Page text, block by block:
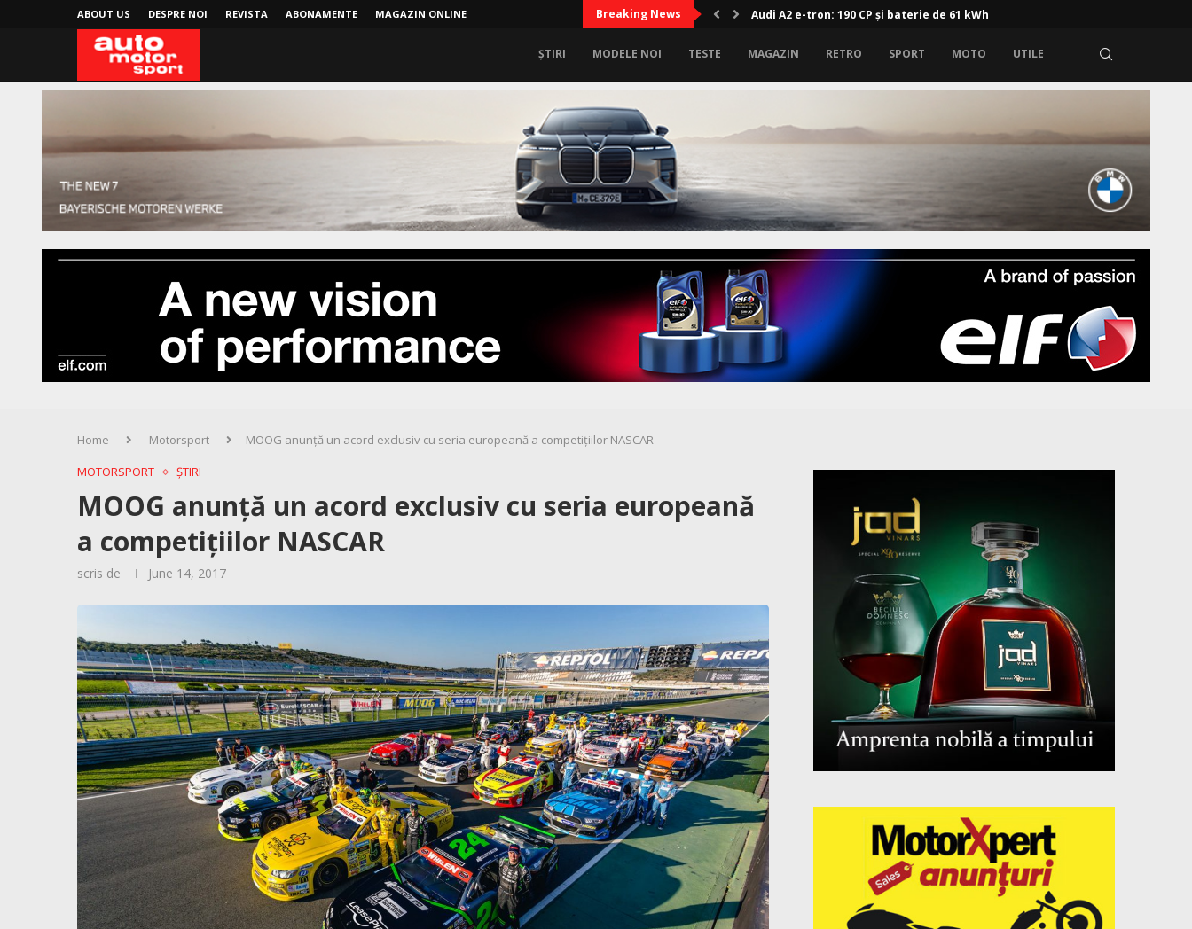
ABOUT US DESPRE NOI REVISTA ABONAMENTE MAGAZIN ONLINE Breaking News Audi A2 e-tron: 190 CP și baterie de 61 kWh
ȘTIRI MODELE NOI TESTE MAGAZIN RETRO SPORT MOTO UTILE
Home Motorsport
MOOG anunță un acord exclusiv cu seria europeană a competițiilor NASCAR
MOTORSPORT
ȘTIRI
MOOG anunță un acord exclusiv cu seria europeană
a competițiilor NASCAR
scris de June 14, 2017